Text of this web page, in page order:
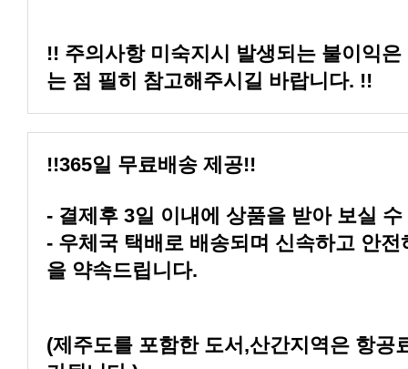
는 점 필히 참고해주시길 바랍니다. !!
!!365일 무료배송 제공!!
- 결제후 3일 이내에 상품을 받아 보실
을 약속드립니다.